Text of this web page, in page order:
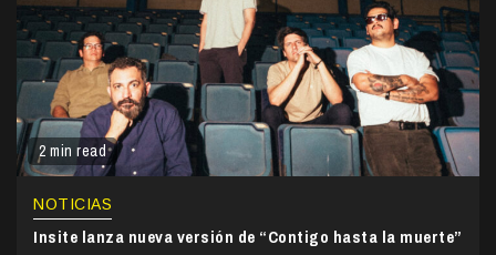
2 min read
NOTICIAS
Insite lanza nueva versión de “Contigo hasta la muerte”